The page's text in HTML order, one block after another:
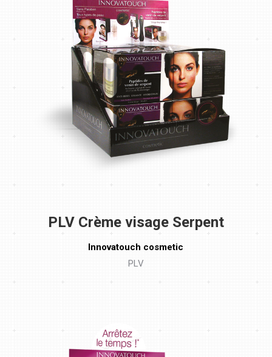
PLV Crème visage Serpent
Innovatouch cosmetic
PLV